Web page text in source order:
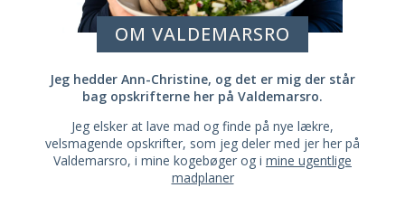
OM VALDEMARSRO
Jeg hedder Ann-Christine, og det er mig der står
bag opskrifterne her på Valdemarsro.
Jeg elsker at lave mad og finde på nye lækre,
velsmagende opskrifter, som jeg deler med jer her på
Valdemarsro, i mine kogebøger og i mine ugentlige
madplaner